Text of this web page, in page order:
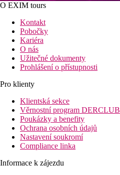
O EXIM tours
Kontakt
Pobočky
Kariéra
O nás
Užitečné dokumenty
Prohlášení o přístupnosti
Pro klienty
Klientská sekce
Věrnostní program DERCLUB
Poukázky a benefity
Ochrana osobních údajů
Nastavení soukromí
Compliance linka
Informace k zájezdu